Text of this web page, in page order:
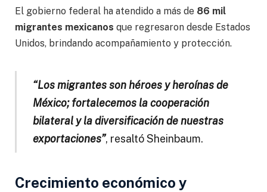
El gobierno federal ha atendido a más de 86 mil
migrantes mexicanos que regresaron desde Estados
Unidos, brindando acompañamiento y protección.
“Los migrantes son héroes y heroínas de
México; fortalecemos la cooperación
bilateral y la diversificación de nuestras
exportaciones”, resaltó Sheinbaum.
Crecimiento económico y